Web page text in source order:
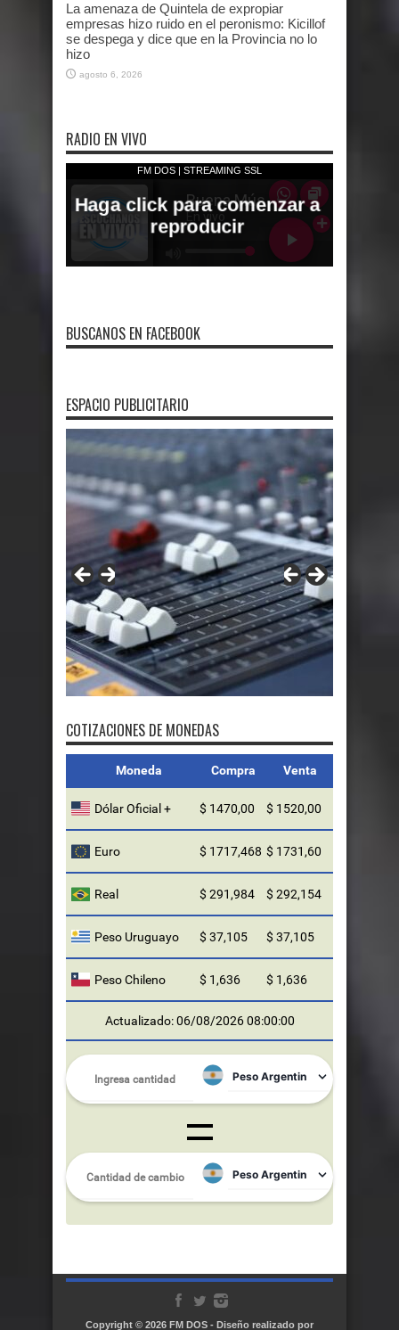
La amenaza de Quintela de expropiar
empresas hizo ruido en el peronismo: Kicillof
se despega y dice que en la Provincia no lo
hizo
agosto 6, 2026
RADIO EN VIVO
BUSCANOS EN FACEBOOK
ESPACIO PUBLICITARIO
FMDOS
COTIZACIONES DE MONEDAS
Moneda Compra Venta
Dólar Oficial + $ 1470,00 $ 1520,00
Euro $ 1717,468 $ 1731,60
Real $ 291,984 $ 292,154
Peso Uruguayo $ 37,105 $ 37,105
Peso Chileno $ 1,636 $ 1,636
Actualizado: 06/08/2026 08:00:00
Copyright © 2026 FM DOS - Diseño realizado por